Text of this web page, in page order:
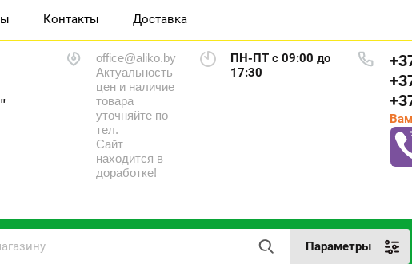
Контакты Доставка
office@aliko.by
Актуальность
цен и наличие
товара
уточняйте по
тел.
Сайт
находится в
доработке!
ПН-ПТ с 09:00 до
17:30
Параметры